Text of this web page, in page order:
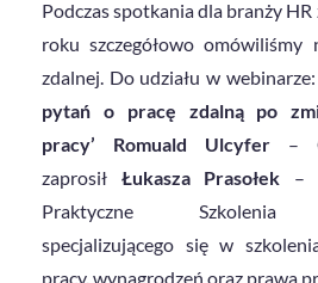
Podczas spotkania dla branży
roku szczegółowo omówiliśmy
zdalnej. Do udziału w
pytań o pracę zdalną po
pracy’
Romuald Ulcyfer –
zaprosił Łukasza Prasołek –
Praktyczne Szkolenia
specjalizującego się w
pracy, wynagrodzeń oraz prawa